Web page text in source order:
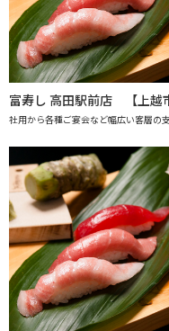
社用から各種ご宴会など幅広い客層の